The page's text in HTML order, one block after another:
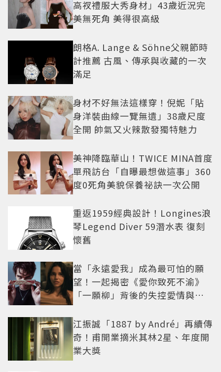
高衩禮服大秀身材」43歲近況完
美無死角 美得很高級
朗格A. Lange & Söhne父親節時
計推薦 古風、傳承與收藏的一次
滿足
身材不好無法這樣穿！倪妮「貼
身洋裝曲線一覽無遺」38歲尺度
全開 帥氣又火辣散發獨特魅力
美神降臨華山！TWICE MINA首度
單飛訪台「自曝最想做這事」360
度0死角美貌保養祕訣一次公開
重返1959經典設計！Longines浪
琴Legend Diver 59潛水表 復刻
懷舊
當「永遠愛我」成為最可怕的願
望！一起揭密《愛你致死不渝》
「一願柳」背後的失控愛情與爆
江振誠「1887 by André」再續傳
奇！甫開業摘米其林2星、年度開
業大獎